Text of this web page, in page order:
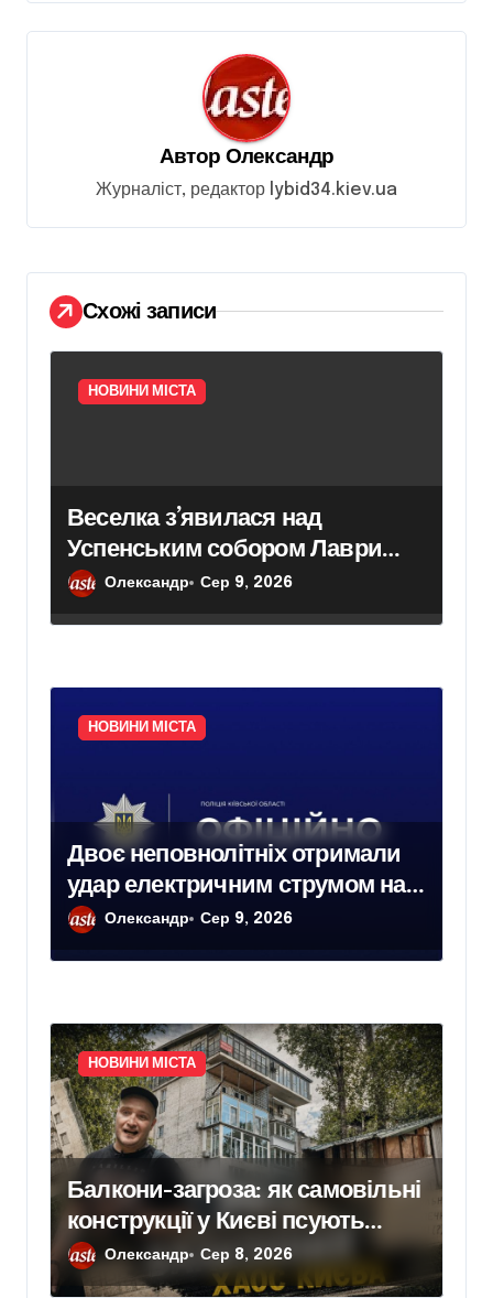
ц
с
і
в
Автор Олександр
Журналіст, редактор lybid34.kiev.ua
Схожі записи
НОВИНИ МІСТА
Веселка з’явилася над
Успенським собором Лаври
після атаки дрона
Олександр Сер 9, 2026
НОВИНИ МІСТА
Двоє неповнолітніх отримали
удар електричним струмом на
залізничних коліях у Броварах
Олександр Сер 9, 2026
НОВИНИ МІСТА
Балкони-загроза: як самовільні
конструкції у Києві псують
фасади будинків і ставлять під
ризик сусідів
Олександр Сер 8, 2026